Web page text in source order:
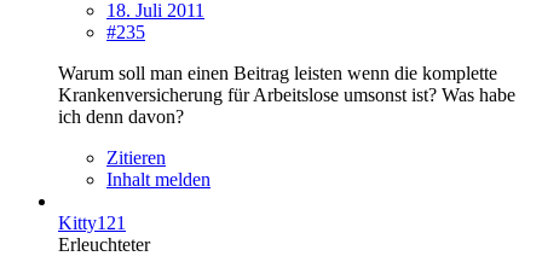
18. Juli 2011
#235
Warum soll man einen Beitrag leisten wenn die komplette
Krankenversicherung für Arbeitslose umsonst ist? Was habe
ich denn davon?
Zitieren
Inhalt melden
Kitty121
Erleuchteter